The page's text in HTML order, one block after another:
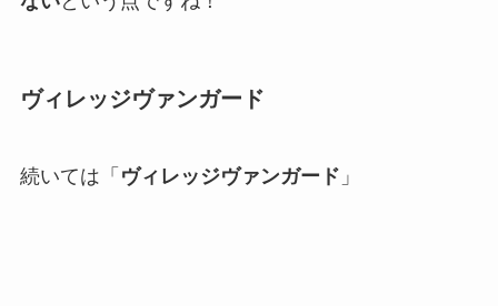
ヴィレッジヴァンガード
続いては「 ヴィレッジヴァンガード 」